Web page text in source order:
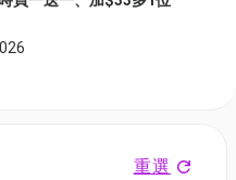
重選